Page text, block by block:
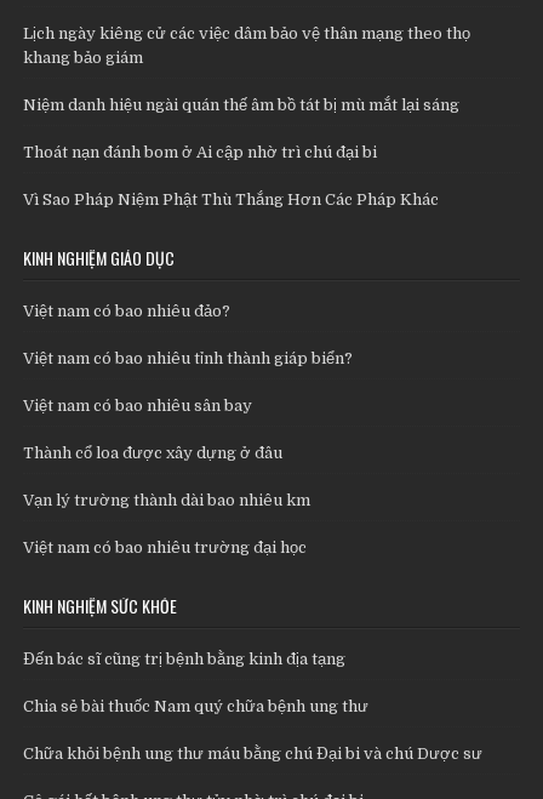
Lịch ngày kiêng cử các việc dâm bảo vệ thân mạng theo thọ
khang bảo giám
Niệm danh hiệu ngài quán thế âm bồ tát bị mù mắt lại sáng
Thoát nạn đánh bom ở Ai cập nhờ trì chú đại bi
Vì Sao Pháp Niệm Phật Thù Thắng Hơn Các Pháp Khác
KINH NGHIỆM GIÁO DỤC
Việt nam có bao nhiêu đảo?
Việt nam có bao nhiêu tỉnh thành giáp biển?
Việt nam có bao nhiêu sân bay
Thành cổ loa được xây dựng ở đâu
Vạn lý trường thành dài bao nhiêu km
Việt nam có bao nhiêu trường đại học
KINH NGHIỆM SỨC KHỎE
Đến bác sĩ cũng trị bệnh bằng kinh địa tạng
Chia sẻ bài thuốc Nam quý chữa bệnh ung thư
Chữa khỏi bệnh ung thư máu bằng chú Đại bi và chú Dược sư